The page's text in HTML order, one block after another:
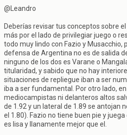
@Leandro
Deberías revisar tus conceptos sobre
más por el lado de privilegiar juego o
todo muy lindo con Fazio y Musacchio,
defensa de Argentina no es de salida
ninguno de los dos es Varane o
titularidad, y sabido que no hay
situaciones de repliegue iban a ser
iba a ser fundamental. Por otro lado,
mediocampistas ni delanteros altos
de 1.92 y un lateral de 1.89 se antojan
el 1.80). Fazio no tiene buen pie y
es lisa y llanamente mejor que el.